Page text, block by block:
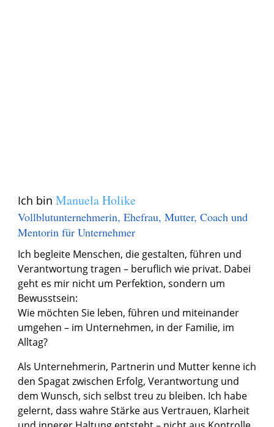
Ich bin Manuela Holike
Vollblutunternehmerin, Ehefrau, Mutter, Coach und
Mentorin für Unternehmer
Ich begleite Menschen, die gestalten, führen und
Verantwortung tragen – beruflich wie privat. Dabei
geht es mir nicht um Perfektion, sondern um
Bewusstsein:
Wie möchten Sie leben, führen und miteinander
umgehen – im Unternehmen, in der Familie, im
Alltag?
Als Unternehmerin, Partnerin und Mutter kenne ich
den Spagat zwischen Erfolg, Verantwortung und
dem Wunsch, sich selbst treu zu bleiben. Ich habe
gelernt, dass wahre Stärke aus Vertrauen, Klarheit